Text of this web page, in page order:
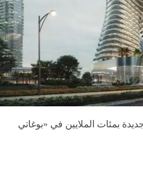
بمئات الملايين في «بوغاتي